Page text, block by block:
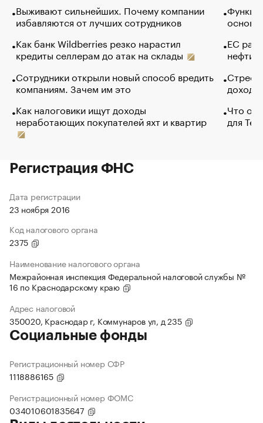
Выживают сильнейших. Почему компании
избавляются от лучших сотрудников
Как банк Wildberries резко нарастил
кредиты селлерам до атак на склады
Сотрудники открыли новый способ вредить
компаниям. Зачем им это
Как налоговики ищут доходы
неработающих покупателей яхт и квартир
основ
ЕС
нефти
Что
для
Регистрация ФНС
Дата регистрации
23 ноября 2016
Код налогового органа
2375
Наименование налогового органа
Межрайонная инспекция Федеральной налоговой службы №
16 по Краснодарскому краю
Адрес налоговой
350020, Краснодар г, Коммунаров ул, д 235
Социальные фонды
Регистрационный номер СФР
1118886165
Регистрационный номер ФОМС
034010601835647